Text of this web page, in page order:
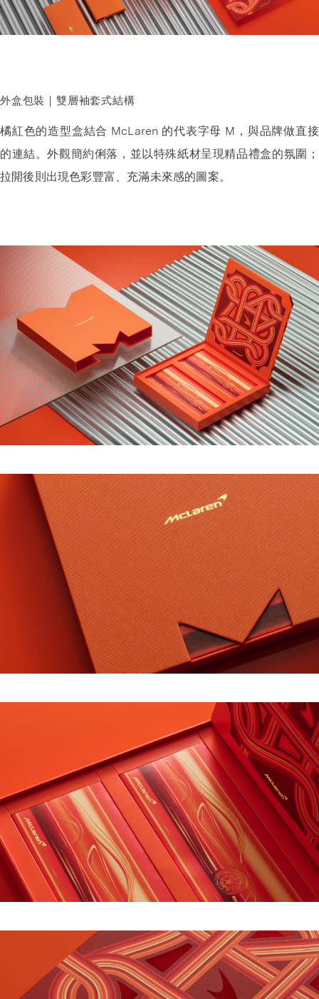
外盒包裝｜雙層袖套式結構
橘紅色的造型盒結合 McLaren 的代表字母 M，與品牌做直接
的連結。外觀簡約俐落，並以特殊紙材呈現精品禮盒的氛圍；
拉開後則出現色彩豐富、充滿未來感的圖案。